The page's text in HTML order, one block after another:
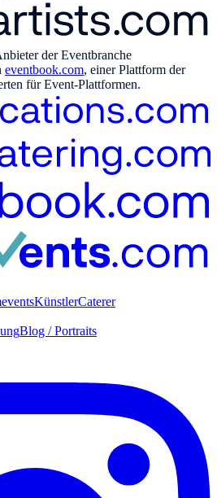
der Eventbranche
eventbook.com, einer Plattform der
für Event-Plattformen.
KünstlerCaterer
Blog / Portraits